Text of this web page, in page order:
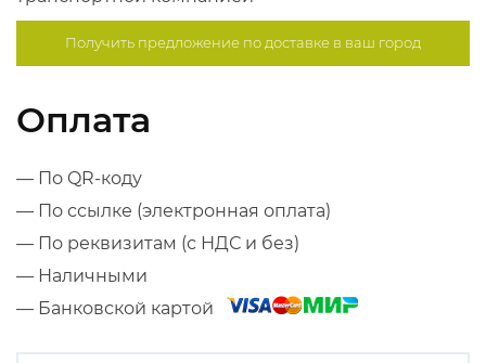
Получить предложение подоставке в ваш город
Оплата
— По QR-коду
— По ссылке (электронная оплата)
— По реквизитам (с НДС и без)
— Наличными
— Банковской картой